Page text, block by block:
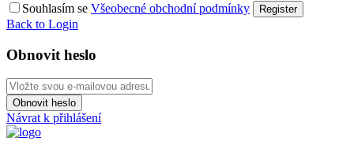
Souhlasím se Všeobecné obchodní podmínky Register
Back to Login
Obnovit heslo
Obnovit heslo
Návrat k přihlášení